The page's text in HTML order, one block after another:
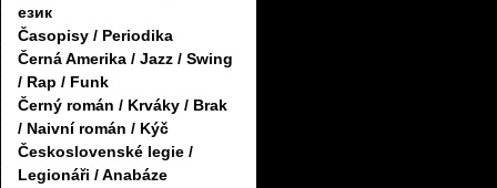
език
Časopisy / Periodika
Černá Amerika / Jazz / Swing
/ Rap / Funk
Černý román / Krváky / Brak
/ Naivní román / Kýč
Československé legie /
Legionáři / Anabáze